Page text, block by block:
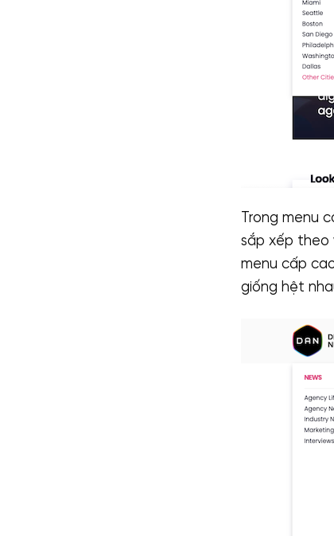
Trong menu
sắp xếp theo
menu cấp
giống hệt